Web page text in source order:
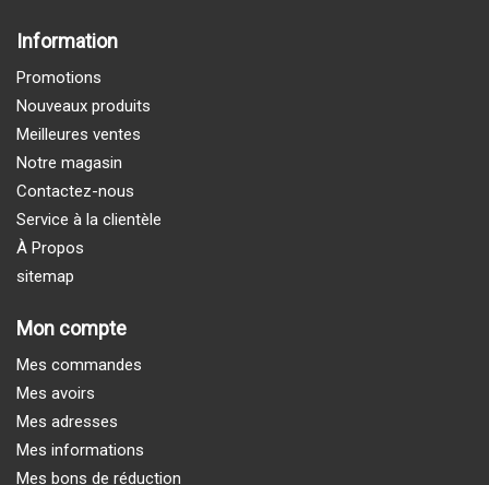
Information
Promotions
Nouveaux produits
Meilleures ventes
Notre magasin
Contactez-nous
Service à la clientèle
À Propos
sitemap
Mon compte
Mes commandes
Mes avoirs
Mes adresses
Mes informations
Mes bons de réduction